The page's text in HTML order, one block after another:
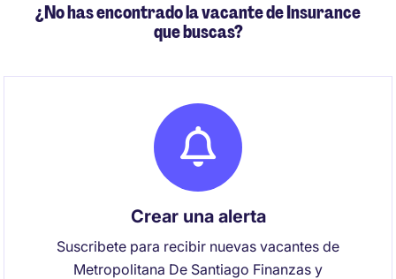
¿No has encontrado la vacante de Insurance
que buscas?
Crear una alerta
Suscribete para recibir nuevas vacantes de
Metropolitana De Santiago Finanzas y